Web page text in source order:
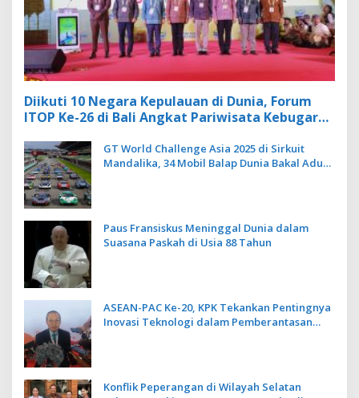
Diikuti 10 Negara Kepulauan di Dunia, Forum
ITOP Ke-26 di Bali Angkat Pariwisata Kebugaran
GT World Challenge Asia 2025 di Sirkuit
Mandalika, 34 Mobil Balap Dunia Bakal Adu
Paus Fransiskus Meninggal Dunia dalam
Suasana Paskah di Usia 88 Tahun
ASEAN-PAC Ke-20, KPK Tekankan Pentingnya
Inovasi Teknologi dalam Pemberantasan
Konflik Peperangan di Wilayah Selatan